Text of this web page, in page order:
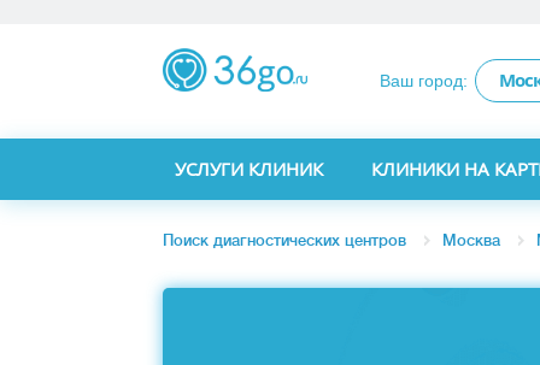
Ваш город:
УСЛУГИ КЛИНИК КЛИНИКИ НА
Поиск диагностических центров Москва